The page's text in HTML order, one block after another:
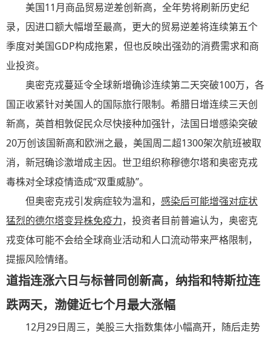
美国11月商品贸易逆差创新高，全年势将刷新历史纪
录，因进口额大幅增至最高，更大的贸易逆差将连续第五个
季度对美国GDP构成拖累，但也反映出强劲的消费需求和商
业投资。
奥密克戎蔓延令全球新增确诊连续第二天突破100万，各
国正收紧针对美国人的国际旅行限制。希腊日增连续三天创
新高，英首相敦促民众尽快接种加强针，法国日增感染突破
20万创该国新高和欧洲之最，美国周二超1300架次航班被取
消，新冠确诊激增成主因。世卫组织称穆德尔塔和奥密克戎
毒株对全球疫情造成“双重威胁”。
但奥密克戎引发病症较为温和， 感染后可能增强对症状
猛烈的德尔塔变异株免疫力，投资者目前普遍认为，奥密克
戎变体可能不会给全球商业活动和人口流动带来严格限制，
提振风险情绪。
道指连涨六日与标普同创新高，纳指和特斯拉连
跌两天，渤健近七个月最大涨幅
12月29日周三，美股三大指数集体小幅高开，随后走势